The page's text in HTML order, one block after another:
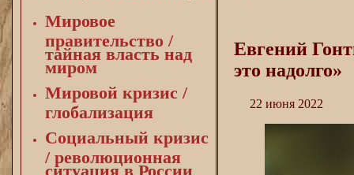
Мировое
правительство /
тайная власть над
миром
Мировой кризис /
глобализация
Социальный кризис
/ революционная
ситуация в России
Евгений
это надолго»
22 июня 2022